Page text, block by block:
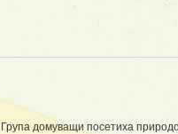
Група домуващи посетиха